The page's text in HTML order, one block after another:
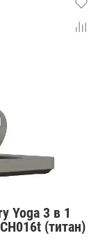
Yoga 3 в 1
(титан)